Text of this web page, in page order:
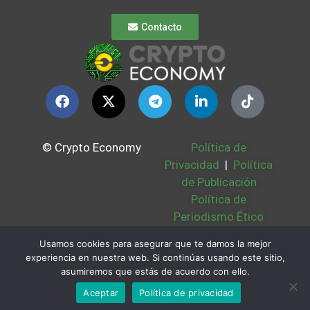
Contacto
© Crypto Economy
Política de
Privacidad | Política
de Publicación
Política de
Periodismo Ético
Bases Legales |
Partners | Sobre
Nosotros
Usamos cookies para asegurar que te damos la mejor
experiencia en nuestra web. Si continúas usando este sitio,
asumiremos que estás de acuerdo con ello.
Aceptar
Política de privacidad